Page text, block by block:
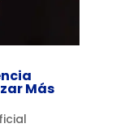
Más